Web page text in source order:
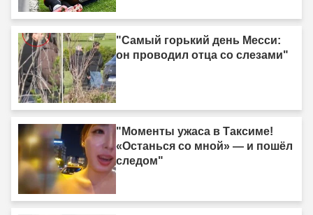
"Самый горький день Месси:
он проводил отца со слезами"
"Моменты ужаса в Таксиме!
«Останься со мной» — и пошёл
следом"